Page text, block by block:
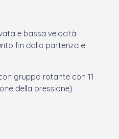
e bassa velocità
fin dalla partenza e
gruppo rotante con 11
della pressione)